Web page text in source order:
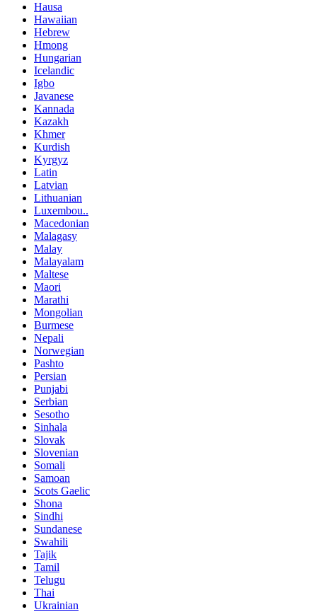
Hausa
Hawaiian
Hebrew
Hmong
Hungarian
Icelandic
Igbo
Javanese
Kannada
Kazakh
Khmer
Kurdish
Kyrgyz
Latin
Latvian
Lithuanian
Luxembou..
Macedonian
Malagasy
Malay
Malayalam
Maltese
Maori
Marathi
Mongolian
Burmese
Nepali
Norwegian
Pashto
Persian
Punjabi
Serbian
Sesotho
Sinhala
Slovak
Slovenian
Somali
Samoan
Scots Gaelic
Shona
Sindhi
Sundanese
Swahili
Tajik
Tamil
Telugu
Thai
Ukrainian